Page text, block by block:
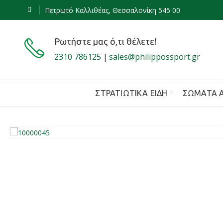
Πετρωτό Καλλιθέας, Θεσσαλονίκη 545 00
Ρωτήστε μας ό,τι θέλετε!
2310 786125 | sales@philippossport.gr
ΣΤΡΑΤΙΩΤΙΚΆ ΕΊΔΗ ΣΏΜΑΤΑ